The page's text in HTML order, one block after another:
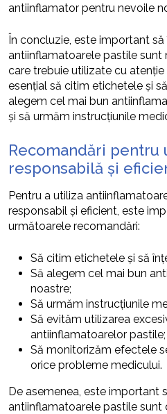
antiinflamator pentru nevoile
În concluzie, este important
antiinflamatoarele pastile
care trebuie utilizate cu
esențial să citim etichetele și
alegem cel mai bun
și să urmăm instrucțiunile
Recomandări pentru
responsabilă și
Pentru a utiliza
responsabil și eficient, este
următoarele recomandări:
Să citim etichetele și să
Să alegem cel mai bun
noastre;
Să urmăm instrucțiunile
Să evităm utilizarea
antiinflamatoarelor pastile;
Să monitorizăm efectele
orice probleme medicului.
De asemenea, este important
antiinflamatoarele pastile sunt